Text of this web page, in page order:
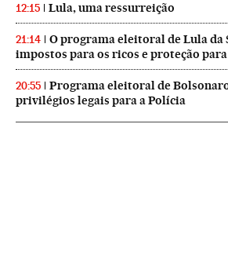
12:15 Lula, uma ressurreição
21:14
O programa eleitoral de Lula da
impostos para os ricos e proteção
20:55
Programa eleitoral de
privilégios legais para a Polícia